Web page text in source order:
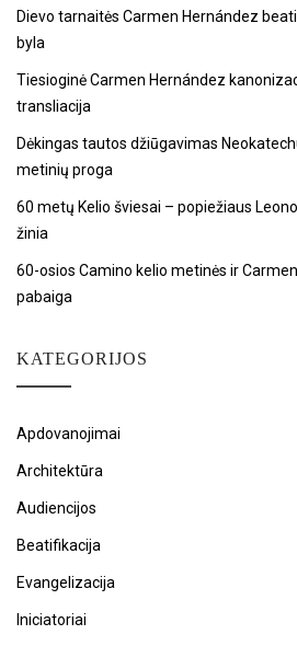
Dievo tarnaitės Carmen Hernández
byla
Tiesioginė Carmen Hernández
transliacija
Dėkingas tautos džiūgavimas
metinių proga
60 metų Kelio šviesai – popiežiaus
žinia
60-osios Camino kelio metinės ir
pabaiga
KATEGORIJOS
Apdovanojimai
Architektūra
Audiencijos
Beatifikacija
Evangelizacija
Iniciatoriai